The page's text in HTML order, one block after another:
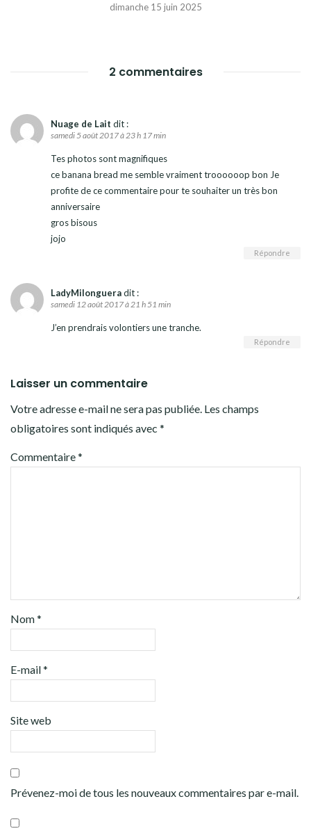
dimanche 15 juin 2025
2 commentaires
Nuage de Lait dit :
samedi 5 août 2017 à 23 h 17 min
Tes photos sont magnifiques
ce banana bread me semble vraiment troooooop bon Je
profite de ce commentaire pour te souhaiter un très bon
anniversaire
gros bisous
jojo
Répondre
LadyMilongueradit :
samedi 12 août 2017 à 21 h 51 min
J’en prendrais volontiers une tranche.
Répondre
Laisser un commentaire
Votre adresse e-mail ne sera pas publiée. Les champs
obligatoires sont indiqués avec *
Commentaire*
Nom*
E-mail*
Site web
Prévenez-moi de tous les nouveaux commentaires par e-mail.